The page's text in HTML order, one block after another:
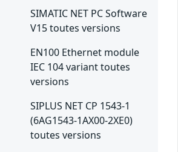
SIMATIC NET PC Software
V15 toutes versions
EN100 Ethernet module
IEC 104 variant toutes
versions
SIPLUS NET CP 1543-1
(6AG1543-1AX00-2XE0)
toutes versions